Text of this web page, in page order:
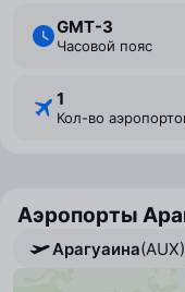
GMT-3
Часовой пояс
1
Кол-во
Аэропорты
Арагуаина(AUX)